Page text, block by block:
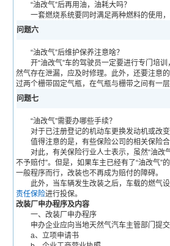
“油改气”后再用油，油耗大吗？
一套燃烧系统要同时满足两种燃料的使用，
问题六
“油改气”后维护保养注意啥？
开“油改气”车的驾驶员一定要进行专门培训
然气存在泄漏，应及时修理。此外，还要注意
过两个栅带固定气瓶，在气瓶与栅带之间有一
问题七
“油改气”需要办哪些手续？
对于已注册登记的机动车更换发动机或改变
值得注意的是，有些保险公司的相关保险合
对此，有关保险行业人士表示，虽然“油改气
不予赔付”。但是，如果车主已经有了“油改气
一般程序而行，改装也不再成为赔付的障碍。
此外，当车辆发生改装之后，车载的燃气设
责任保险进行投保。
改装厂申办程序及内容
一、改装厂申办程序
申办企业应向当地天然气汽车主管部门提交
a、立项申请书